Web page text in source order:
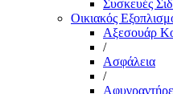
Συσκευές
Οικιακός
Αξεσουάρ
/
Ασφάλεια
/